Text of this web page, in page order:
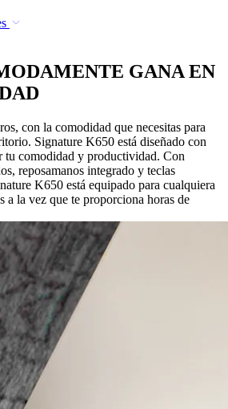
GANA EN
con la comodidad que necesitas para
Signature K650 está diseñado con
tu comodidad y productividad. Con
reposamanos integrado y teclas
K650 está equipado para cualquiera
a la vez que te proporciona horas de